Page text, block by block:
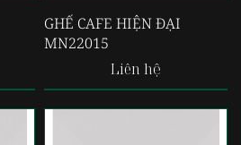
GHẾ CAFE HIỆN ĐẠI
MN22015
Liên hệ